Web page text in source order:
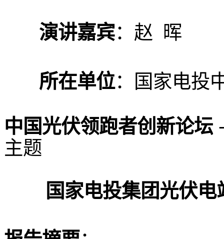
演讲嘉宾：赵 晖
所在单位：国家电投
中国光伏领跑者创新论坛
主题
国家电投集团光伏